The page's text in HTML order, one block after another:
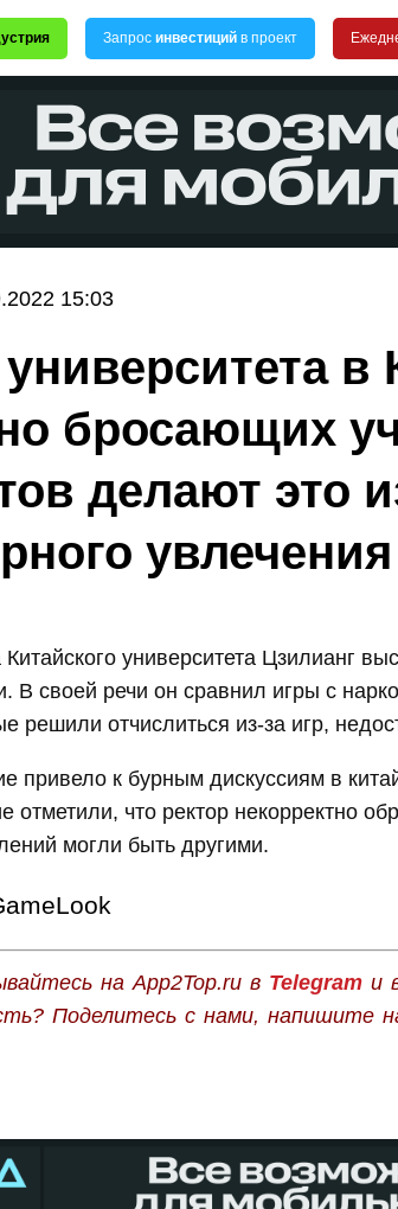
Запрос инвестиций в проект
15:03
в
бросающих
делают это
Китайского университета Цзилианг
В своей речи он сравнил игры с
решили отчислиться из-за игр,
привело к бурным дискуссиям в
отметили, что ректор некорректно
могли быть другими.
на App2Top.ru в Telegramи
Поделитесь с нами, напишите